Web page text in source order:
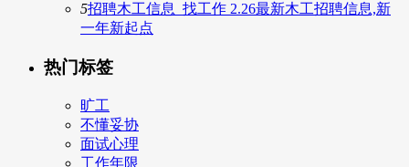
5招聘木工信息_找工作 2.26最新木工招聘信息,新
一年新起点
热门标签
旷工
不懂妥协
面试心理
工作年限